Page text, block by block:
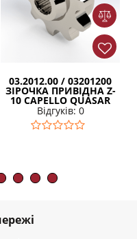
03.2012.00 / 03201200
ЗІРОЧКА ПРИВІДНА Z-
10 CAPELLO QUASAR
Відгуків: 0